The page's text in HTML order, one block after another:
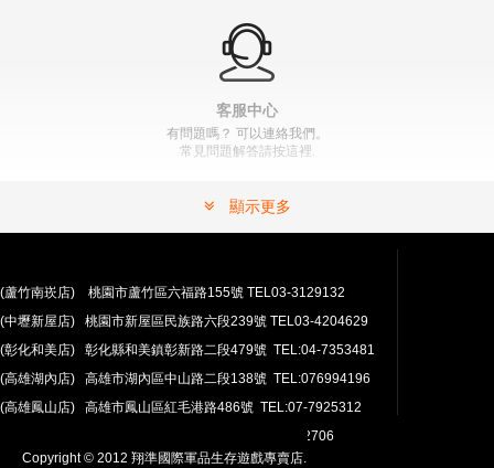
加入購物車
客服中心
有問題嗎？ 可以連絡我們。
常見問題解答請按這裡.
安心購買
100％付款保護。 簡單
退貨政策
顯示更多
(蘆竹南崁店) 桃園市蘆竹區六福路155號 TEL03-3129132
(中壢新屋店) 桃園市新屋區民族路六段239號 TEL03-4204629
(彰化和美店) 彰化縣和美鎮彰新路二段479號 TEL:04-7353481
(高雄湖內店) 高雄市湖內區中山路二段138號 TEL:076994196
(高雄鳳山店) 高雄市鳳山區紅毛港路486號 TEL:07-7925312
翔準網路部門:TEL 03-4202763 03-4202706
Copyright © 2012 翔準國際軍品生存遊戲專賣店.